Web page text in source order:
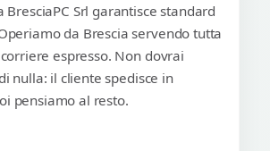
BresciaPC Srl garantisce standard
da Brescia servendo tutta
espresso. Non dovrai
nulla: il cliente spedisce in
pensiamo al resto.